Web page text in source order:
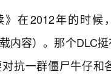
在2012年的时候
内容）。那个DLC
抗一群僵尸牛仔和